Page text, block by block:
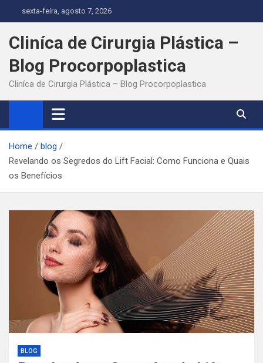
to
content
sexta-feira, agosto 7, 2026
Cliníca de Cirurgia Plástica –
Blog Procorpoplastica
Cliníca de Cirurgia Plástica – Blog Procorpoplastica
Home
blog
Revelando os Segredos do Lift Facial: Como Funciona e Quais
os Benefícios
BLOG